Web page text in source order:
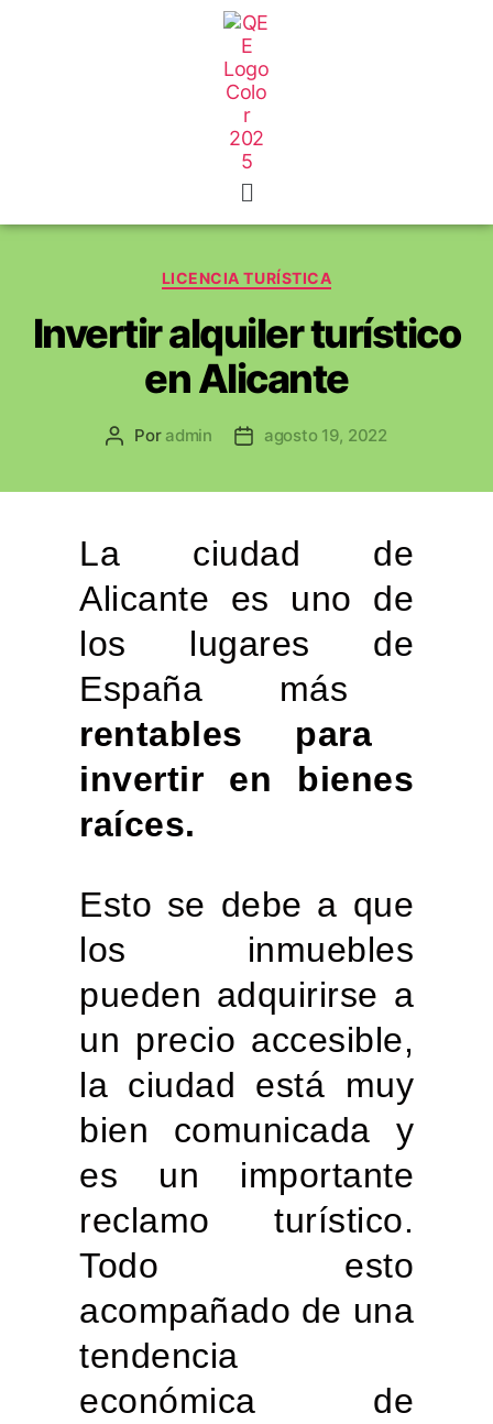
LICENCIA TURÍSTICA
Invertir alquiler turístico
en Alicante
Por admin agosto 19, 2022
La ciudad de
Alicante es uno de
los lugares de
España más
rentables para
invertir en bienes
raíces.
Esto se debe a que
los inmuebles
pueden adquirirse a
un precio accesible,
la ciudad está muy
bien comunicada y
es un importante
reclamo turístico.
Todo esto
acompañado de una
tendencia
económica de